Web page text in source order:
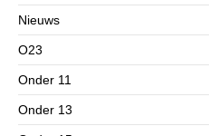
Nieuws
O23
Onder 11
Onder 13